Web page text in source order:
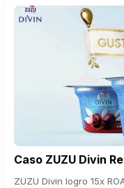
Caso ZUZU Divin
ZUZU Divin logro 15x